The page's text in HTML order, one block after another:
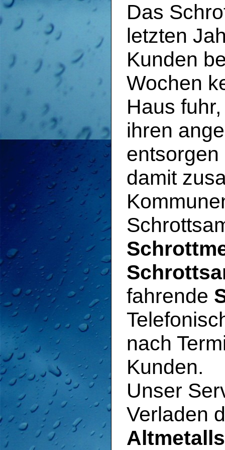
Das
letzten
Kunden
Wochen
Haus
ihren
damit
fahrende
nach
Kunden.
Unser
Verladen
Altmetalls